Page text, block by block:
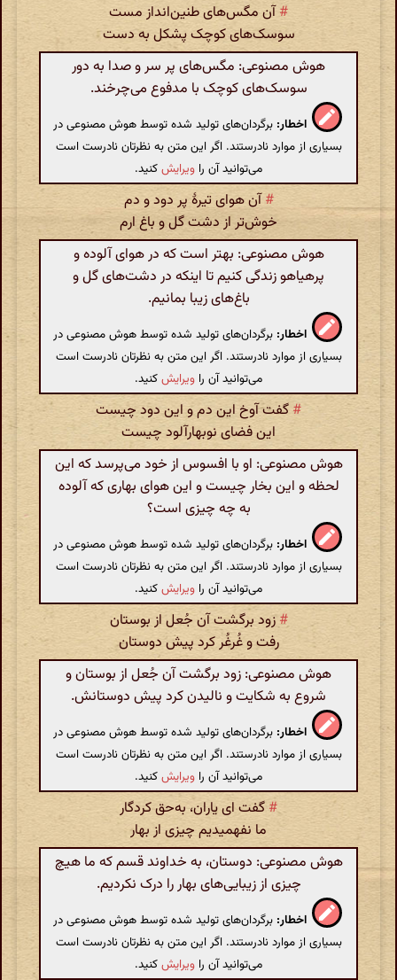
#آن مگس‌های طنین‌انداز مست
سوسک‌های کوچک پشکل به‌ دست
هوش مصنوعی: مگس‌های پر سر و صدا به دور
سوسک‌های کوچک با مدفوع می‌چرخند.
اخطار: برگردان‌های تولید شده توسط هوش مصنوعی در
بسیاری از موارد نادرستند. اگر این متن به نظرتان نادرست است
می‌توانید آن را ویرایشکنید.
#آن هوای تیرهٔ پر دود و دم
خوش‌تر از دشت گل و باغ ارم
هوش مصنوعی: بهتر است که در هوای آلوده و
پرهیاهو زندگی کنیم تا اینکه در دشت‌های گل و
باغ‌های زیبا بمانیم.
اخطار: برگردان‌های تولید شده توسط هوش مصنوعی در
بسیاری از موارد نادرستند. اگر این متن به نظرتان نادرست است
می‌توانید آن را ویرایشکنید.
# گفت آوخ این دم و این دود چیست
این فضای نوبهارآلود چیست
هوش مصنوعی: او با افسوس از خود می‌پرسد که این
لحظه و این بخار چیست و این هوای بهاری که آلوده
به چه چیزی است؟
اخطار: برگردان‌های تولید شده توسط هوش مصنوعی در
بسیاری از موارد نادرستند. اگر این متن به نظرتان نادرست است
می‌توانید آن را ویرایشکنید.
#زود برگشت آن جُعل از بوستان
رفت و غُرغُر کرد پیش دوستان
هوش مصنوعی: زود برگشت آن جُعل از بوستان و
شروع به شکایت و نالیدن کرد پیش دوستانش.
اخطار: برگردان‌های تولید شده توسط هوش مصنوعی در
بسیاری از موارد نادرستند. اگر این متن به نظرتان نادرست است
می‌توانید آن را ویرایشکنید.
# گفت ای یاران‌، به‌حق کردگار
ما نفهمیدیم چیزی از بهار
هوش مصنوعی: دوستان، به خداوند قسم که ما هیچ
چیزی از زیبایی‌های بهار را درک نکردیم.
اخطار: برگردان‌های تولید شده توسط هوش مصنوعی در
بسیاری از موارد نادرستند. اگر این متن به نظرتان نادرست است
می‌توانید آن را ویرایشکنید.